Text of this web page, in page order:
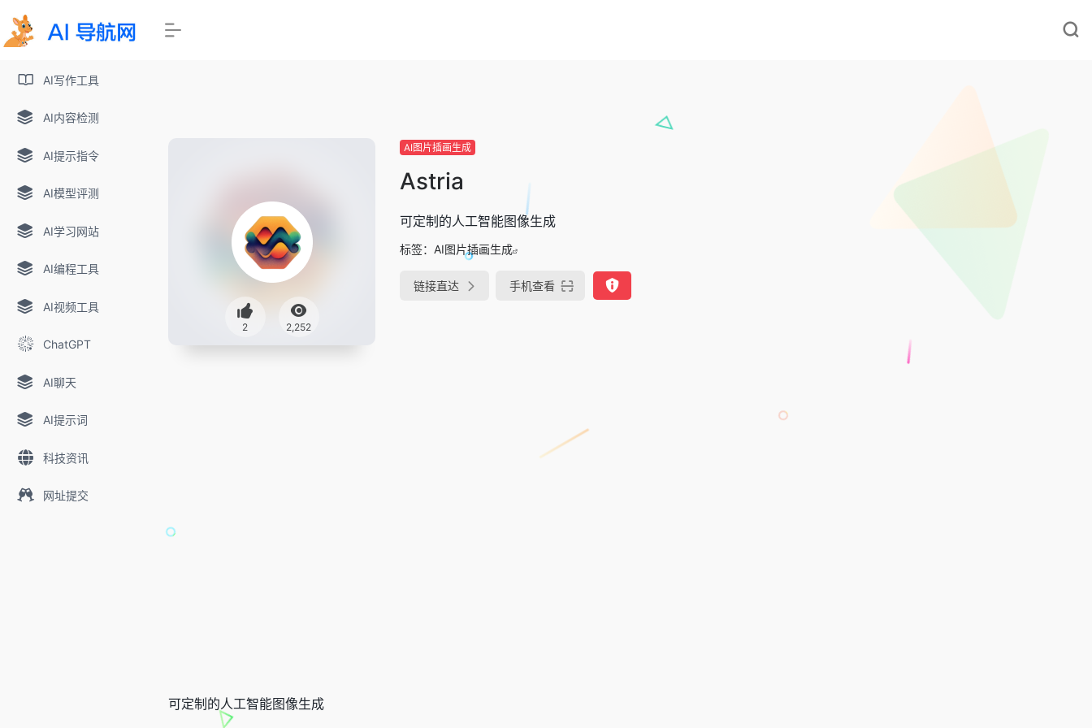
AI写作工具
AI内容检测
AI提示指令
AI模型评测
AI学习网站
AI编程工具
AI视频工具
ChatGPT
AI聊天
AI提示词
科技资讯
网址提交
2 2,252
AI图片插画生成
Astria
可定制的人工智能图像生成
标签： AI图片插画生成
链接直达 手机查看
可定制的人工智能图像生成